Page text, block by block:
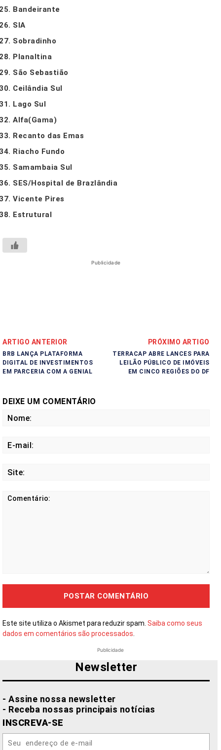
Bandeirante
SIA
Sobradinho
Planaltina
São Sebastião
Ceilândia Sul
Lago Sul
Alfa(Gama)
Recanto das Emas
Riacho Fundo
Samambaia Sul
SES/Hospital de Brazlândia
Vicente Pires
Estrutural
Publicidade
ARTIGO ANTERIOR
BRB LANÇA PLATAFORMA
DIGITAL DE INVESTIMENTOS
EM PARCERIA COM A GENIAL
PRÓXIMO ARTIGO
TERRACAP ABRE LANCES PARA
LEILÃO PÚBLICO DE IMÓVEIS
EM CINCO REGIÕES DO DF
DEIXE UM COMENTÁRIO
Este site utiliza o Akismet para reduzir spam. Saiba como seus
dados em comentários são processados.
Publicidade
Newsletter
- Assine nossa newsletter
- Receba nossas principais notícias
INSCREVA-SE